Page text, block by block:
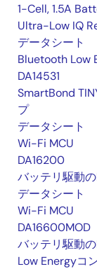
1-Cell, 1.5A
Ultra-Low IQ
データシート
Bluetooth Low
DA14531
SmartBond
プ
データシート
Wi-Fi MCU
DA16200
バッテリ駆動
データシート
Wi-Fi MCU
DA16600MOD
バッテリ駆動
Low Energyコ